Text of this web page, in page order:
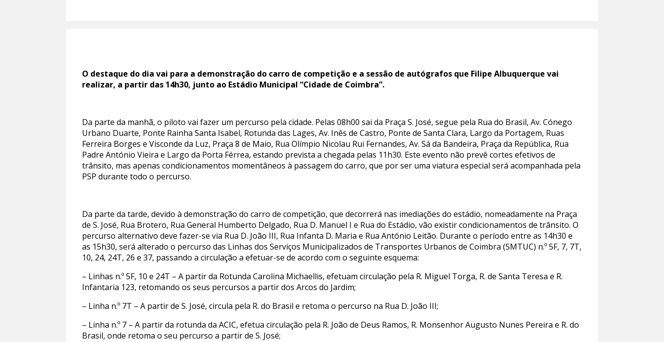
O destaque do dia vai para a demonstração do carro de competição e a sessão de autógrafos que Filipe Albuquerque vai
realizar, a partir das 14h30, junto ao Estádio Municipal “Cidade de Coimbra”.
Da parte da manhã, o piloto vai fazer um percurso pela cidade. Pelas 08h00 sai da Praça S. José, segue pela Rua do Brasil, Av. Cónego
Urbano Duarte, Ponte Rainha Santa Isabel, Rotunda das Lages, Av. Inês de Castro, Ponte de Santa Clara, Largo da Portagem, Ruas
Ferreira Borges e Visconde da Luz, Praça 8 de Maio, Rua Olímpio Nicolau Rui Fernandes, Av. Sá da Bandeira, Praça da República, Rua
Padre António Vieira e Largo da Porta Férrea, estando prevista a chegada pelas 11h30. Este evento não prevê cortes efetivos de
trânsito, mas apenas condicionamentos momentâneos à passagem do carro, que por ser uma viatura especial será acompanhada pela
PSP durante todo o percurso.
Da parte da tarde, devido à demonstração do carro de competição, que decorrerá nas imediações do estádio, nomeadamente na Praça
de S. José, Rua Brotero, Rua General Humberto Delgado, Rua D. Manuel I e Rua do Estádio, vão existir condicionamentos de trânsito. O
percurso alternativo deve fazer-se via Rua D. João III, Rua Infanta D. Maria e Rua António Leitão. Durante o período entre as 14h30 e
as 15h30, será alterado o percurso das Linhas dos Serviços Municipalizados de Transportes Urbanos de Coimbra (SMTUC) n.º 5F, 7, 7T,
10, 24, 24T, 26 e 37, passando a circulação a efetuar-se de acordo com o seguinte esquema:
– Linhas n.º 5F, 10 e 24T – A partir da Rotunda Carolina Michaellis, efetuam circulação pela R. Miguel Torga, R. de Santa Teresa e R.
Infantaria 123, retomando os seus percursos a partir dos Arcos do Jardim;
– Linha n.º 7T – A partir de S. José, circula pela R. do Brasil e retoma o percurso na Rua D. João III;
– Linha n.º 7 – A partir da rotunda da ACIC, efetua circulação pela R. João de Deus Ramos, R. Monsenhor Augusto Nunes Pereira e R. do
Brasil, onde retoma o seu percurso a partir de S. José;